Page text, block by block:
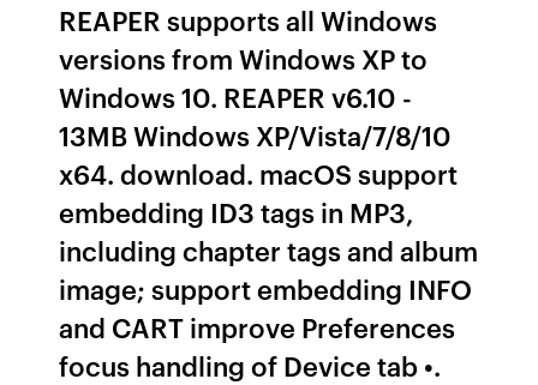
REAPER supports all Windows
versions from Windows XP to
Windows 10. REAPER v6.10 -
13MB Windows XP/Vista/7/8/10
x64. download. macOS support
embedding ID3 tags in MP3,
including chapter tags and album
image; support embedding INFO
and CART improve Preferences
focus handling of Device tab •.